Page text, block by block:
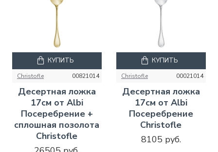
Christofle 00821014
Десертная ложка
17см от Albi
Посеребрение +
сплошная позолота
Christofle
КУПИТЬ
Christofle 00021014
Десертная ложка
17см от Albi
Посеребрение
Christofle
8105 руб.
КУПИТЬ